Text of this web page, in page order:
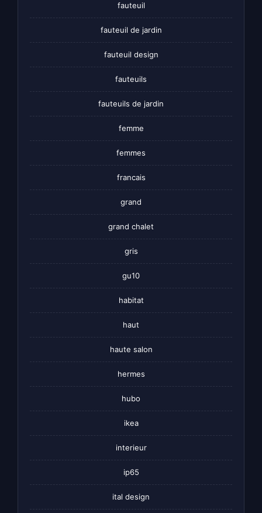
fauteuil
fauteuil de jardin
fauteuil design
fauteuils
fauteuils de jardin
femme
femmes
francais
grand
grand chalet
gris
gu10
habitat
haut
haute salon
hermes
hubo
ikea
interieur
ip65
ital design